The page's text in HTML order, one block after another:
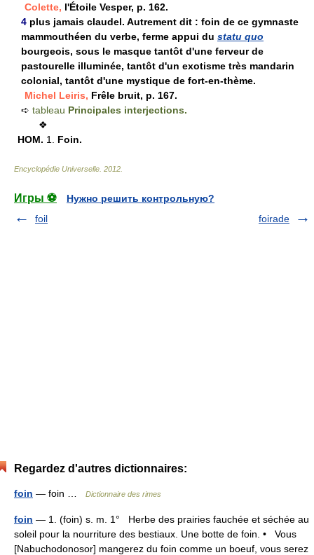
Colette, l'Étoile Vesper, p. 162.
4 plus jamais claudel. Autrement dit : foin de ce gymnaste
mammouthéen du verbe, ferme appui du statu quo
bourgeois, sous le masque tantôt d'une ferveur de
pastourelle illuminée, tantôt d'un exotisme très mandarin
colonial, tantôt d'une mystique de fort-en-thème.
Michel Leiris, Frêle bruit, p. 167.
➪ tableau Principales interjections.
❖
HOM. 1. Foin.
Encyclopédie Universelle 2012
Игры ⚽
Нужно решить контрольную?
foil
foirade
Regardez d'autres dictionnaires:
foin — foin … Dictionnaire des rimes
foin — 1. (foin) s. m. 1° Herbe des prairies fauchée et séchée au
soleil pour la nourriture des bestiaux. Une botte de foin. • Vous
[Nabuchodonosor] mangerez du foin comme un boeuf, vous serez